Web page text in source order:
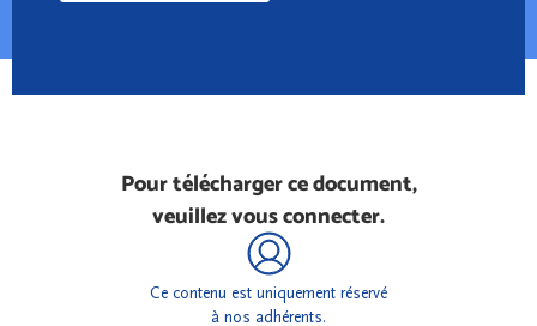
Pour télécharger ce document,
veuillez vous connecter.
Ce contenu est uniquement réservé
à nos adhérents.